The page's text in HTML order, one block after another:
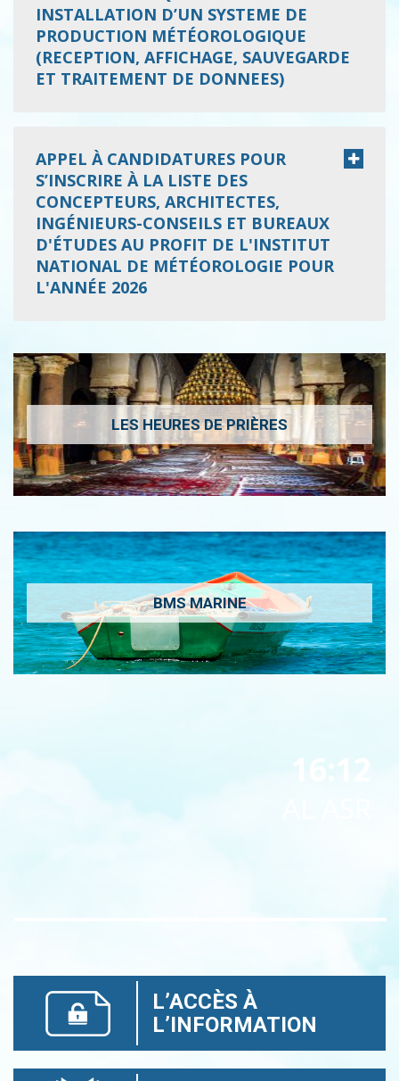
INSTALLATION D’UN SYSTEME DE
PRODUCTION MÉTÉOROLOGIQUE
(RECEPTION, AFFICHAGE, SAUVEGARDE
ET TRAITEMENT DE DONNEES)
APPEL À CANDIDATURES POUR
S’INSCRIRE À LA LISTE DES
CONCEPTEURS, ARCHITECTES,
INGÉNIEURS-CONSEILS ET BUREAUX
D'ÉTUDES AU PROFIT DE L'INSTITUT
NATIONAL DE MÉTÉOROLOGIE POUR
L'ANNÉE 2026
LES HEURES DE PRIÈRES
BMS MARINE
16:12
L’ACCÈS À
L’INFORMATION